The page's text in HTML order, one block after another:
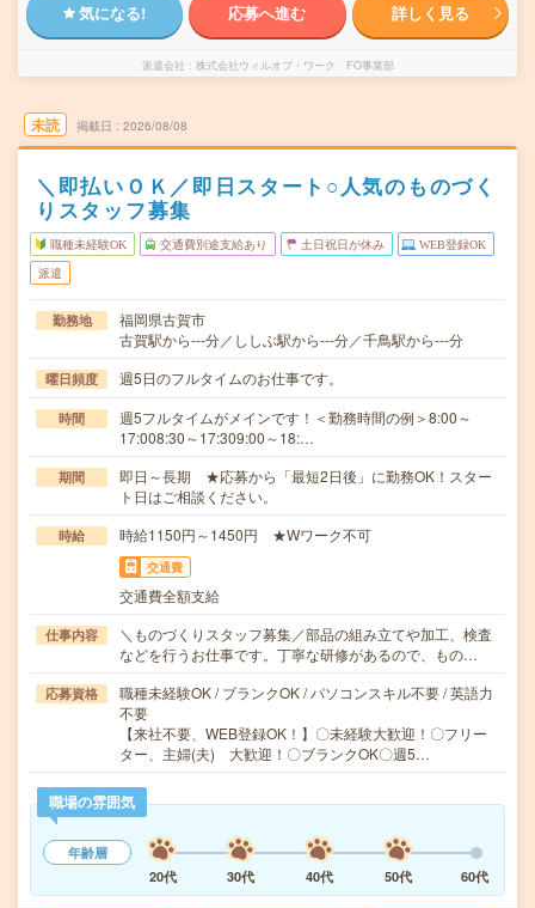
気になる! 応募へ進む 詳しく見る
派遣会社 株式会社ウィルオブ・ワーク FO事業部
未読 掲載日 2026/08/08
＼即払いＯＫ／即日スタート○人気のものづく
りスタッフ募集
職種未経験OK 交通費別途支給あり 土日祝日が休み WEB登録OK
派遣
勤務地
福岡県古賀市
古賀駅から---分／ししぶ駅から---分／千鳥駅から---分
曜日頻度 週5日のフルタイムのお仕事です。
時間
週5フルタイムがメインです！＜勤務時間の例＞8:00～
17:008:30～17:309:00～18:…
期間
即日～長期 ★応募から「最短2日後」に勤務OK！スター
ト日はご相談ください。
時給 時給1150円～1450円 ★Wワーク不可
交通費
交通費全額支給
仕事内容
＼ものづくりスタッフ募集／部品の組み立てや加工、検査
などを行うお仕事です。丁寧な研修があるので、もの…
応募資格
職種未経験OK / ブランクOK / パソコンスキル不要 / 英語力
不要
【来社不要、WEB登録OK！】〇未経験大歓迎！〇フリー
ター、主婦(夫) 大歓迎！〇ブランクOK〇週5…
職場の雰囲気
年齢層
20代
30代 40代 50代 60代